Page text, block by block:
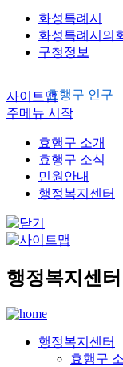
화성특례시
화성특례시의
구청정보
효행구 인구
사이트맵
주메뉴 시작
효행구 소개
효행구 소식
민원안내
행정복지센터
행정복지센터
행정복지센터
효행구